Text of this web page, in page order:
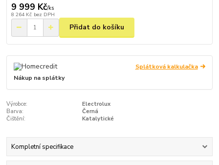
9 999 Kč/ks
8 264 Kč bez DPH
Přidat do košíku
Splátková kalkulačka
Nákup na splátky
Výrobce:
Electrolux
Barva:
Černá
Čištění:
Katalytické
Kompletní specifikace